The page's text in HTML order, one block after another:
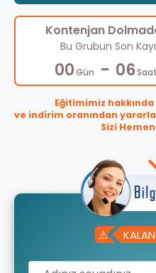
Kontenjan
Bu Grubun Son
00Gün - 06Saat
Eğitimimiz
ve indirim oranından
Sizi
⚠ KALAN